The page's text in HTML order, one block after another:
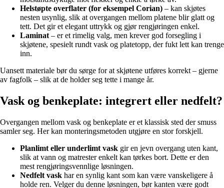
Helstøpte overflater (for eksempel Corian) – kan skjøtes
nesten usynlig, slik at overgangen mellom platene blir glatt og
tett. Det gir et elegant uttrykk og gjør rengjøringen enkel.
Laminat– er et rimelig valg, men krever god forsegling i
skjøtene, spesielt rundt vask og platetopp, der fukt lett kan trenge
inn.
Uansett materiale bør du sørge for at skjøtene utføres korrekt – gjerne
av fagfolk – slik at de holder seg tette i mange år.
Vask og benkeplate: integrert eller nedfelt?
Overgangen mellom vask og benkeplate er et klassisk sted der smuss
samler seg. Her kan monteringsmetoden utgjøre en stor forskjell.
Planlimt eller underlimt vask gir en jevn overgang uten kant,
slik at vann og matrester enkelt kan tørkes bort. Dette er den
mest rengjøringsvennlige løsningen.
Nedfelt vask har en synlig kant som kan være vanskeligere å
holde ren. Velger du denne løsningen, bør kanten være godt